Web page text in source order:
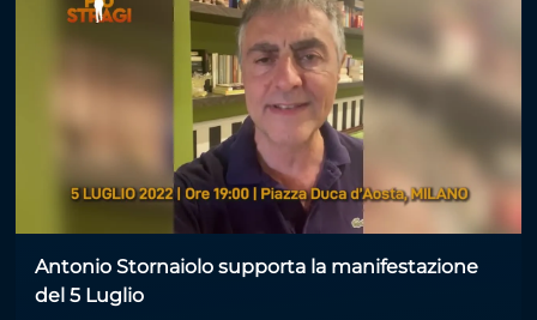
Antonio Stornaiolo supporta la manifestazione
del 5 Luglio